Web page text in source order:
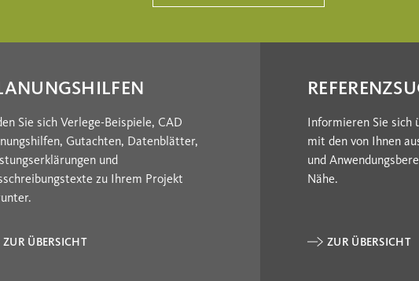
Sie sich Verlege-Beispiele, CAD
Gutachten, Datenblätter,
und
zu Ihrem Projekt
ZUR ÜBERSICHT
Informieren Sie sich
mit den von Ihnen
und
Nähe.
ZUR ÜBERSICHT